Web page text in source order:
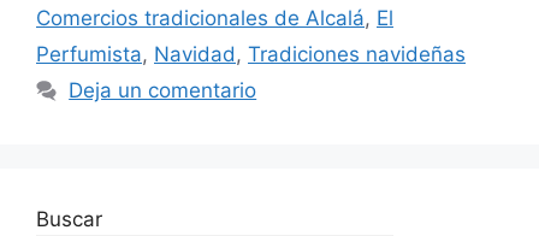
Comercios tradicionales de Alcalá, El
Perfumista, Navidad, Tradiciones navideñas
Deja un comentario
Buscar